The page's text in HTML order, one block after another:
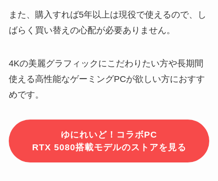
また、購入すれば5年以上は現役で使えるので、し
ばらく買い替えの心配が必要ありません。
4Kの美麗グラフィックにこだわりたい方や長期間
使える高性能なゲーミングPCが欲しい方におすす
めです。
ゆにれいど！コラボPC
RTX 5080搭載モデルのストアを見る